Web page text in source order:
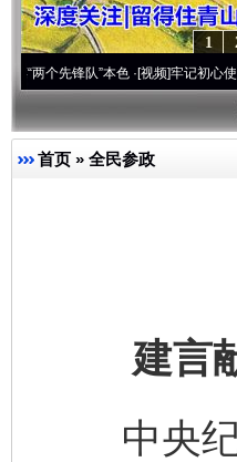
1
队”本色·[视频]牢记初心使命 奋进复
首页 » 全民参政
建言献
中央纪